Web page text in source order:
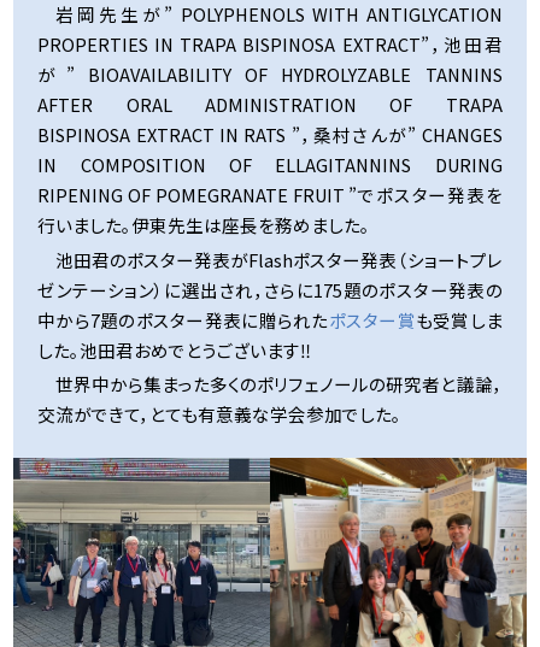
岩岡先生が” POLYPHENOLS WITH ANTIGLYCATION
PROPERTIES IN TRAPA BISPINOSA EXTRACT”，池田君
が” BIOAVAILABILITY OF HYDROLYZABLE TANNINS
AFTER ORAL ADMINISTRATION OF TRAPA
BISPINOSA EXTRACT IN RATS ”，桑村さんが” CHANGES
IN COMPOSITION OF ELLAGITANNINS DURING
RIPENING OF POMEGRANATE FRUIT ”でポスター発表を
行いました。伊東先生は座長を務めました。
池田君のポスター発表がFlashポスター発表（ショートプレ
ゼンテーション）に選出され，さらに175題のポスター発表の
中から7題のポスター発表に贈られたポスター賞も受賞しま
した。池田君おめでとうございます‼
世界中から集まった多くのポリフェノールの研究者と議論，
交流ができて，とても有意義な学会参加でした。